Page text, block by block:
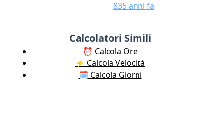
835 anni fa
Calcolatori Simili
⏰ Calcola Ore
⚡️ Calcola Velocità
🗓️ Calcola Giorni